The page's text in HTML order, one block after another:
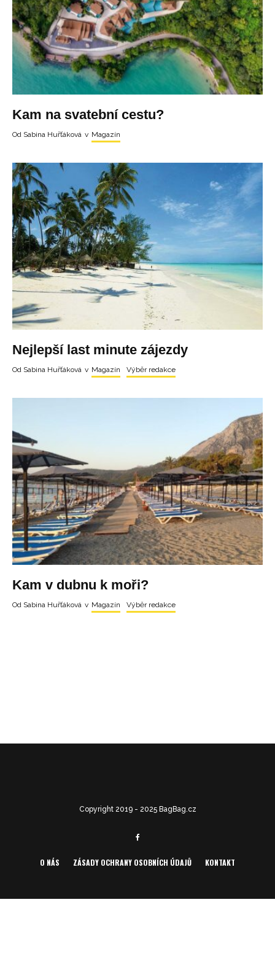
Kam na svatební cestu?
Od Sabina Huřťáková v Magazín
Nejlepší last minute zájezdy
Od Sabina Huřťáková v Magazín Výběr redakce
Kam v dubnu k moři?
Od Sabina Huřťáková v Magazín Výběr redakce
Copyright 2019 - 2025 BagBag.cz
O NÁS ZÁSADY OCHRANY OSOBNÍCH ÚDAJŮ KONTAKT